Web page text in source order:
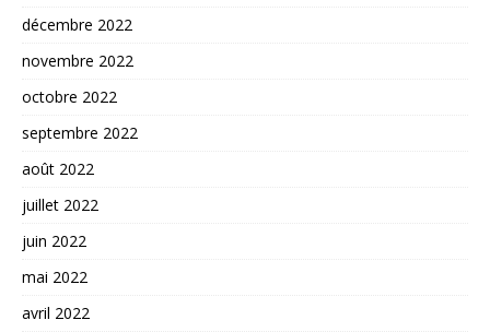
décembre 2022
novembre 2022
octobre 2022
septembre 2022
août 2022
juillet 2022
juin 2022
mai 2022
avril 2022